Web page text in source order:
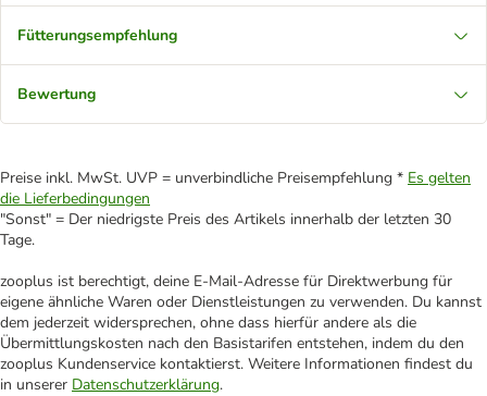
Fütterungsempfehlung
Bewertung
Preise inkl. MwSt. UVP = unverbindliche Preisempfehlung * Es gelten
die Lieferbedingungen
"Sonst" = Der niedrigste Preis des Artikels innerhalb der letzten 30
Tage.
zooplus ist berechtigt, deine E-Mail-Adresse für Direktwerbung für
eigene ähnliche Waren oder Dienstleistungen zu verwenden. Du kannst
dem jederzeit widersprechen, ohne dass hierfür andere als die
Übermittlungskosten nach den Basistarifen entstehen, indem du den
zooplus Kundenservice kontaktierst. Weitere Informationen findest du
in unserer Datenschutzerklärung.